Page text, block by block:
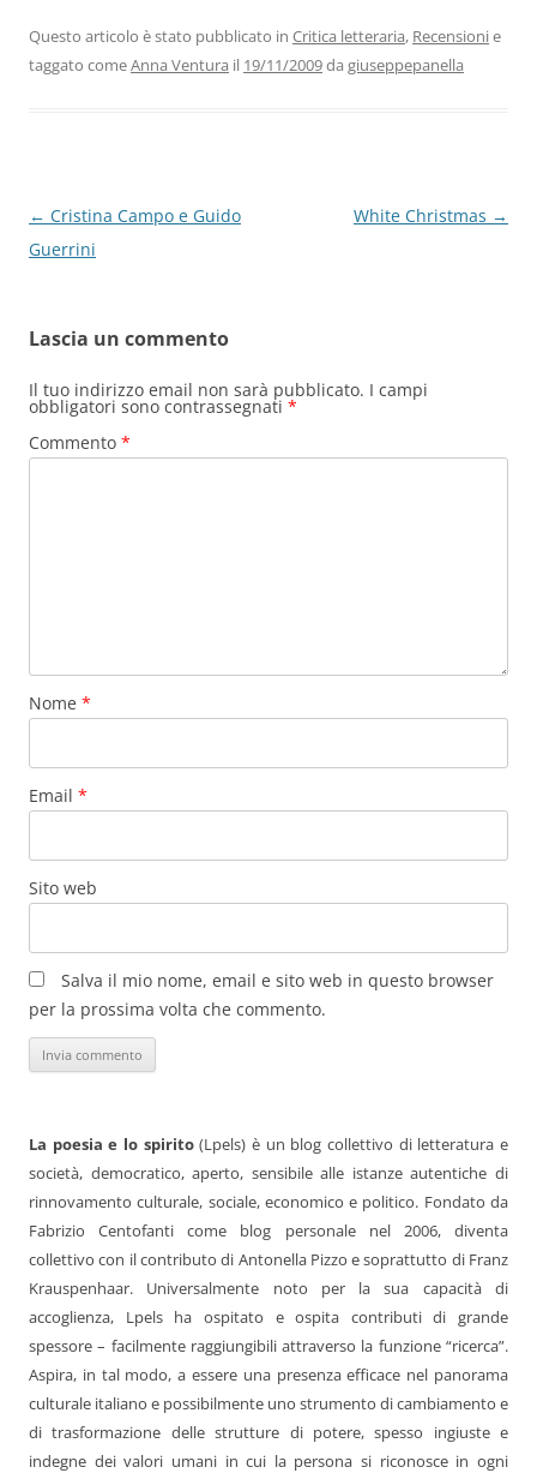
b
o
dI
n
A
p
a
m
vi
di
Questo articolo è stato pubblicato in Critica letteraria, Recensionie
taggato comeAnna Ventura il 19/11/2009da giuseppepanella
Navigazione
articolo
← Cristina Campo e Guido
Guerrini
White Christmas →
Lascia un commento
Il tuo indirizzo email non sarà pubblicato. I campi
obbligatori sono contrassegnati *
Commento *
Nome *
Email *
Sito web
Salva il mio nome, email e sito web in questo browser
per la prossima volta che commento.
La poesia e lo spirito(Lpels) è un blog collettivo di letteratura e
società, democratico, aperto, sensibile alle istanze autentiche di
rinnovamento culturale, sociale, economico e politico. Fondato da
Fabrizio Centofanti come blog personale nel 2006, diventa
collettivo con il contributo di Antonella Pizzo e soprattutto di Franz
Krauspenhaar. Universalmente noto per la sua capacità di
accoglienza, Lpels ha ospitato e ospita contributi di grande
spessore – facilmente raggiungibili attraverso la funzione “ricerca”.
Aspira, in tal modo, a essere una presenza efficace nel panorama
culturale italiano e possibilmente uno strumento di cambiamento e
di trasformazione delle strutture di potere, spesso ingiuste e
indegne dei valori umani in cui la persona si riconosce in ogni